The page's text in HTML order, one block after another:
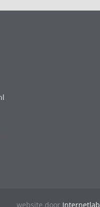
website door Internetlab